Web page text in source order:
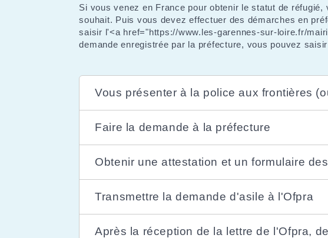
Si vous venez en France pour obtenir le statut de
souhait. Puis vous devez effectuer des démarches en
saisir l'<a href="https://www.les-garennes-sur-loire.fr/
demande enregistrée par la préfecture, vous pouvez
Vous présenter à la police aux frontières
Faire la demande à la préfecture
Obtenir une attestation et un formulaire
Transmettre la demande d'asile à l'Ofpra
Après la réception de la lettre de l'Ofpra,